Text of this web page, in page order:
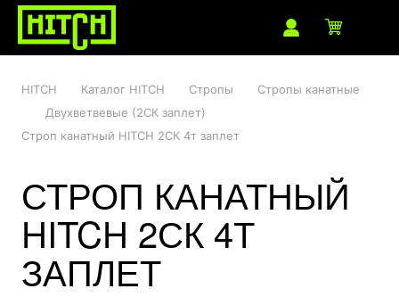
HITCH Каталог HITCH Стропы
Стропы канатные
Двухветвевые (2СК заплет)
Строп канатный HITCH 2СК 4т заплет
СТРОП КАНАТНЫЙ
HITCH 2СК 4Т
ЗАПЛЕТ